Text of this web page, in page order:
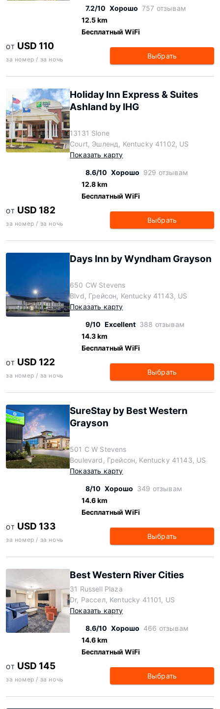
7.2/10 Хорошо 757 отзывам
12.5 km
Бесплатный WiFi
ОТ USD 110
за номер / за ночь Выбрать
Holiday Inn Express & Suites
Ashland by IHG
13131 Slone
Court, Эшленд, Kentucky 41102, US
Показать карту
8.6/10 Хорошо 929 отзывам
12.8 km
Бесплатный WiFi
ОТ USD 182
за номер / за ночь Выбрать
Days Inn by Wyndham Grayson
650 CW Stevens
Blvd, Грейсон, Kentucky 41143, US
Показать карту
9/10 Excellent 388 отзывам
14.3 km
Бесплатный WiFi
ОТ USD 122
за номер / за ночь Выбрать
SureStay by Best Western
Grayson
501 C W Stevens
Boulevard, Грейсон, Kentucky 41143, US
Показать карту
8/10 Хорошо 349 отзывам
14.6 km
Бесплатный WiFi
ОТ USD 133
за номер / за ночь Выбрать
Best Western River Cities
31 Russell Plaza
Dr, Рассел, Kentucky 41101, US
Показать карту
8.6/10 Хорошо 466 отзывам
14.6 km
Бесплатный WiFi
ОТ USD 145
за номер / за ночь Выбрать